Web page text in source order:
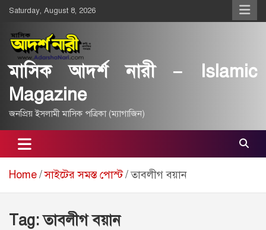
Skip
content
Saturday, August 8, 2026
মাসিক আদর্শ নারী – Islamic
Magazine
জনপ্রিয় ইসলামী মাসিক পত্রিকা (ম্যাগাজিন)
Home সাইটের সমস্ত পোস্ট তাবলীগ বয়ান
Tag:তাবলীগ বয়ান